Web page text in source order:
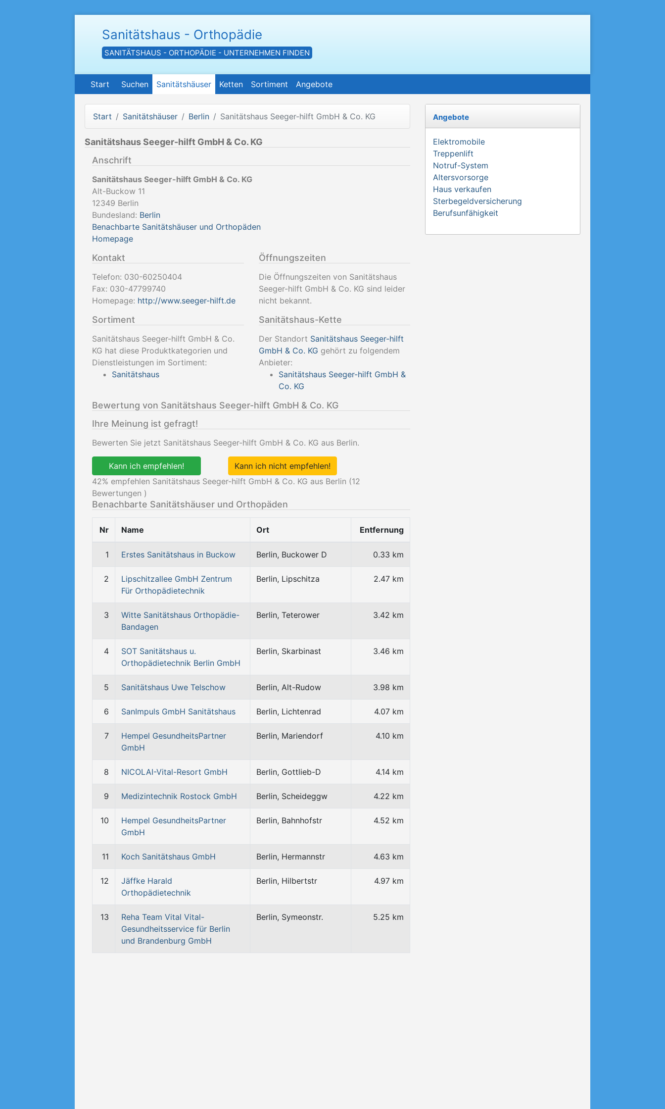
Sanitätshaus - Orthopädie
SANITÄTSHAUS - ORTHOPÄDIE - UNTERNEHMEN FINDEN
Start Suchen Sanitätshäuser Ketten Sortiment Angebote
Start Sanitätshäuser Berlin Sanitätshaus Seeger-hilft GmbH & Co. KG
Sanitätshaus Seeger-hilft GmbH & Co. KG
Anschrift
Sanitätshaus Seeger-hilft GmbH & Co. KG
Alt-Buckow 11
12349 Berlin
Bundesland: Berlin
Benachbarte Sanitätshäuser und Orthopäden
Homepage
Kontakt
Telefon: 030-60250404
Fax: 030-47799740
Homepage: http://www.seeger-hilft.de
Öffnungszeiten
Die Öffnungszeiten von Sanitätshaus
Seeger-hilft GmbH & Co. KG sind leider
nicht bekannt.
Sortiment
Sanitätshaus Seeger-hilft GmbH & Co.
KG hat diese Produktkategorien und
Dienstleistungen im Sortiment:
Sanitätshaus
Sanitätshaus-Kette
Der Standort Sanitätshaus Seeger-hilft
GmbH & Co. KG gehört zu folgendem
Anbieter:
Sanitätshaus Seeger-hilft GmbH &
Co. KG
Bewertung von Sanitätshaus Seeger-hilft GmbH & Co. KG
Ihre Meinung ist gefragt!
Bewerten Sie jetzt Sanitätshaus Seeger-hilft GmbH & Co. KG aus Berlin.
Kann ich empfehlen!
Kann ich nicht empfehlen!
42% empfehlen Sanitätshaus Seeger-hilft GmbH & Co. KG aus Berlin (12
Bewertungen )
Benachbarte Sanitätshäuser und Orthopäden
Nr Name Ort Entfernung
1 Erstes Sanitätshaus in Buckow Berlin, Buckower D 0.33 km
2
Lipschitzallee GmbH Zentrum
Für Orthopädietechnik
Berlin, Lipschitza 2.47 km
3
Witte Sanitätshaus Orthopädie-
Bandagen
Berlin, Teterower 3.42 km
4
SOT Sanitätshaus u.
Orthopädietechnik Berlin GmbH
Berlin, Skarbinast 3.46 km
5 Sanitätshaus Uwe Telschow Berlin, Alt-Rudow 3.98 km
6 SanImpuls GmbH Sanitätshaus Berlin, Lichtenrad 4.07 km
7
Hempel GesundheitsPartner
GmbH
Berlin, Mariendorf 4.10 km
8 NICOLAI-Vital-Resort GmbH Berlin, Gottlieb-D 4.14 km
9 Medizintechnik Rostock GmbH Berlin, Scheideggw 4.22 km
10
Hempel GesundheitsPartner
GmbH
Berlin, Bahnhofstr 4.52 km
11 Koch Sanitätshaus GmbH Berlin, Hermannstr 4.63 km
12
Jäffke Harald
Orthopädietechnik
Berlin, Hilbertstr 4.97 km
13
Reha Team Vital Vital-
Gesundheitsservice für Berlin
und Brandenburg GmbH
Berlin, Symeonstr. 5.25 km
Angebote
Elektromobile
Treppenlift
Notruf-System
Altersvorsorge
Haus verkaufen
Sterbegeldversicherung
Berufsunfähigkeit